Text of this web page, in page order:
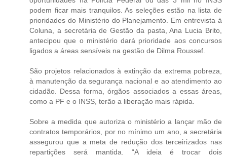
podem ficar mais tranquilos. As seleções estão na lista de
prioridades do Ministério do Planejamento. Em entrevista à
Coluna, a secretária de Gestão da pasta, Ana Lucia Brito,
antecipou que o ministério dará prioridade aos concursos
ligados a áreas sensíveis na gestão de Dilma Roussef.
São projetos relacionados à extinção da extrema pobreza,
à manutenção da segurança nacional e ao atendimento ao
cidadão. Dessa forma, órgãos associados a essas áreas,
como a PF e o INSS, terão a liberação mais rápida.
Sobre a medida que autoriza o ministério a lançar mão de
contratos temporários, por no mínimo um ano, a secretária
assegurou que a meta de redução dos terceirizados nas
repartições será mantida. “A ideia é trocar dois